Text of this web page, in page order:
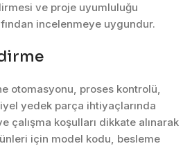
ve proje uyumluluğu
incelenmeye uygundur.
otomasyonu, proses kontrolü,
yedek parça ihtiyaçlarında
çalışma koşulları dikkate alınarak
için model kodu, besleme